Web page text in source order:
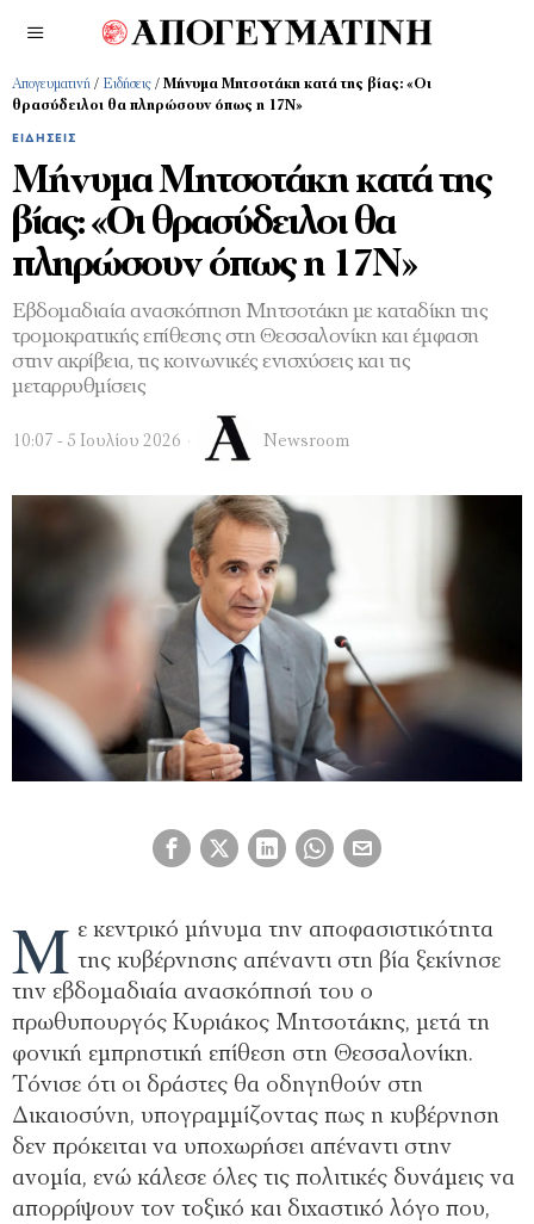
Απογευματινή / Ειδήσεις / Μήνυμα Μητσοτάκη κατά της βίας: «Οι
θρασύδειλοι θα πληρώσουν όπως η 17Ν»
ΕΙΔΉΣΕΙΣ
Μήνυμα Μητσοτάκη κατά της
βίας: «Οι θρασύδειλοι θα
πληρώσουν όπως η 17Ν»
Εβδομαδιαία ανασκόπηση Μητσοτάκη με καταδίκη της
τρομοκρατικής επίθεσης στη Θεσσαλονίκη και έμφαση
στην ακρίβεια, τις κοινωνικές ενισχύσεις και τις
μεταρρυθμίσεις
10:07 - 5 Ιουλίου 2026 Newsroom
Μ ε κεντρικό μήνυμα την αποφασιστικότητα
της κυβέρνησης απέναντι στη βία ξεκίνησε
την εβδομαδιαία ανασκόπησή του ο
πρωθυπουργός Κυριάκος Μητσοτάκης, μετά τη
φονική εμπρηστική επίθεση στη Θεσσαλονίκη.
Τόνισε ότι οι δράστες θα οδηγηθούν στη
Δικαιοσύνη, υπογραμμίζοντας πως η κυβέρνηση
δεν πρόκειται να υποχωρήσει απέναντι στην
ανομία, ενώ κάλεσε όλες τις πολιτικές δυνάμεις να
απορρίψουν τον τοξικό και διχαστικό λόγο που,